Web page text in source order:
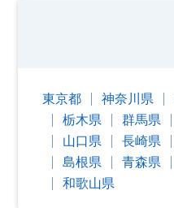
東京都 神奈川県
栃木県
群馬県
山口県
長崎県
島根県
青森県
和歌山県